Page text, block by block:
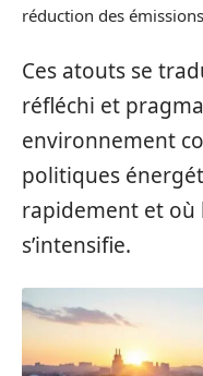
réduction des
Ces atouts se
réfléchi et
environnement
politiques
rapidement et où
s’intensifie.